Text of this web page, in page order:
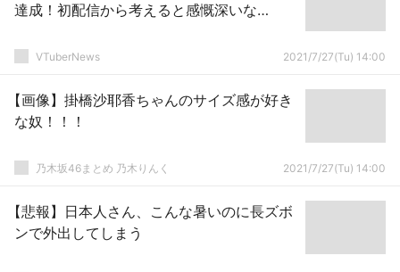
達成！初配信から考えると感慨深いな…
VTuberNews 2021/7/27(Tu) 14:00
【画像】掛橋沙耶香ちゃんのサイズ感が好き
な奴！！！
乃木坂46まとめ 乃木りんく 2021/7/27(Tu) 14:00
【悲報】日本人さん、こんな暑いのに長ズボ
ンで外出してしまう